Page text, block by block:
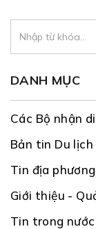
DANH MỤC
Các Bộ nhận
Bản tin Du lịch
Tin địa phương
Giới thiệu -
Tin trong nước